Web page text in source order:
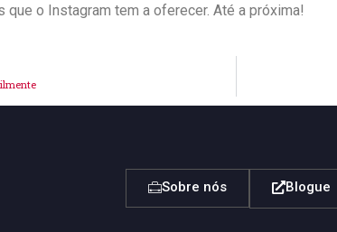
o‍ Instagram tem a oferecer. Até a próxima!
Sobre nós Blogue